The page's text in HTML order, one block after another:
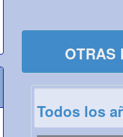
OTRAS
Todos los